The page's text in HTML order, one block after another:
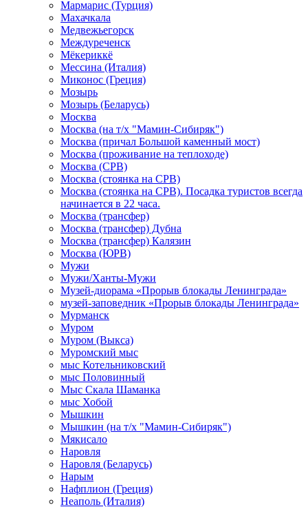
Мармарис (Турция)
Махачкала
Медвежьегорск
Междуреченск
Мёкериккё
Мессина (Италия)
Миконос (Греция)
Мозырь
Мозырь (Беларусь)
Москва
Москва (на т/х "Мамин-Сибиряк")
Москва (причал Большой каменный мост)
Москва (проживание на теплоходе)
Москва (СРВ)
Москва (стоянка на СРВ)
Москва (стоянка на СРВ). Посадка туристов всегда
начинается в 22 часа.
Москва (трансфер)
Москва (трансфер) Дубна
Москва (трансфер) Калязин
Москва (ЮРВ)
Мужи
Мужи/Ханты-Мужи
Музей-диорама «Прорыв блокады Ленинграда»
музей-заповедник «Прорыв блокады Ленинграда»
Мурманск
Муром
Муром (Выкса)
Муромский мыс
мыс Котельниковский
мыс Половинный
Мыс Скала Шаманка
мыс Хобой
Мышкин
Мышкин (на т/х "Мамин-Сибиряк")
Мякисало
Наровля
Наровля (Беларусь)
Нарым
Нафплион (Греция)
Неаполь (Италия)